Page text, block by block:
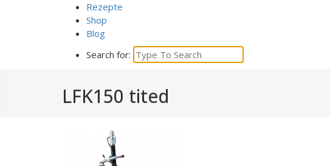
Rezepte
Shop
Blog
Search for:
LFK150 tited